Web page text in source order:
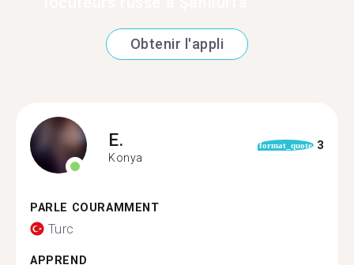
Obtenir l'appli
E.
Konya
format_quote 3
PARLE COURAMMENT
Turc
APPREND